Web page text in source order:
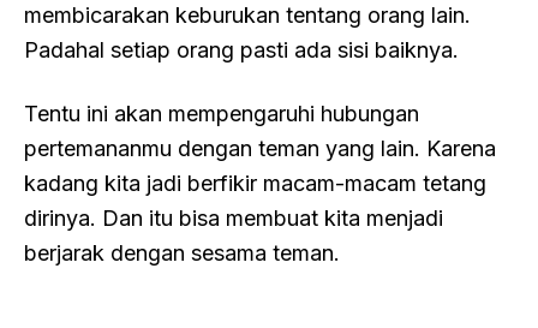
membicarakan keburukan tentang orang lain.
Padahal setiap orang pasti ada sisi baiknya.
Tentu ini akan mempengaruhi hubungan
pertemananmu dengan teman yang lain. Karena
kadang kita jadi berfikir macam-macam tetang
dirinya. Dan itu bisa membuat kita menjadi
berjarak dengan sesama teman.